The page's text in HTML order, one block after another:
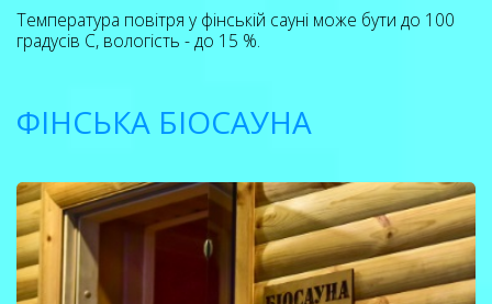
Температура повітря у фінській сауні може бути до 100
градусів С, вологість - до 15 %.
ФІНСЬКА БІОСАУНА